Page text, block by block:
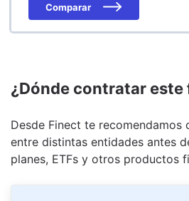
Comparar
¿Dónde contratar este
Desde Finect te recomendamos
entre distintas entidades antes
planes, ETFs y otros productos